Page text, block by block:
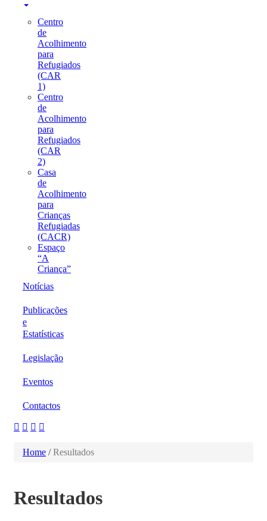
Centro
de
Acolhimento
para
Refugiados
(CAR
1)
Centro
de
Acolhimento
para
Refugiados
(CAR
2)
Casa
de
Acolhimento
para
Crianças
Refugiadas
(CACR)
Espaço
“A
Criança”
Notícias
Publicações
e
Estatísticas
Legislação
Eventos
Contactos
Home / Resultados
Resultados